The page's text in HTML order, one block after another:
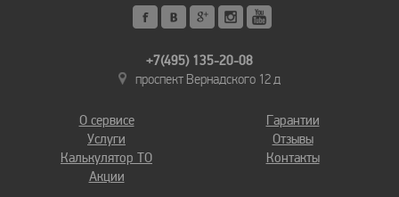
+7(495) 135-20-08
проспект Вернадского 12 д
О сервисе
Услуги
Калькулятор ТО
Акции
Гарантии
Отзывы
Контакты